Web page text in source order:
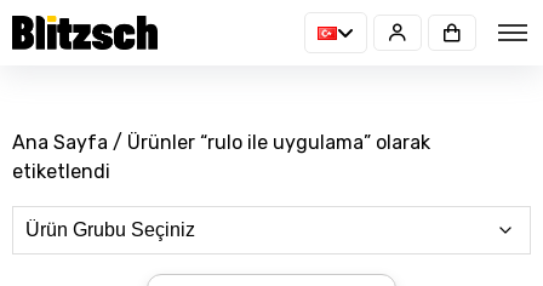
Ana Sayfa / Ürünler “rulo ile uygulama” olarak
etiketlendi